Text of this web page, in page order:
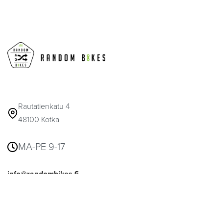
Rautatienkatu 4
48100 Kotka
MA-PE 9-17
info@randombikes.fi